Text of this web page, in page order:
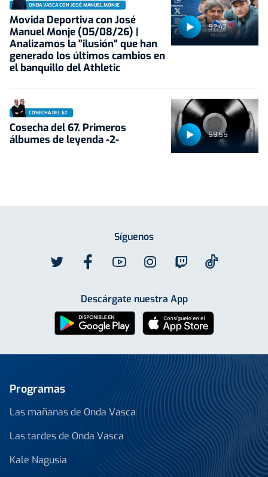
52:42
ONDA VASCA CON JOSÉ MANUEL MONJE
Movida Deportiva con José
Manuel Monje (05/08/26) |
Analizamos la "ilusión" que han
generado los últimos cambios en
el banquillo del Athletic
59:55
COSECHA DEL 67
Cosecha del 67. Primeros
álbumes de leyenda -2-
Síguenos
Descárgate nuestra App
Programas
Las mañanas de Onda Vasca
Las tardes de Onda Vasca
Kale Nagusia